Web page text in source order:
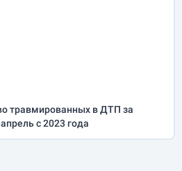
травмированных в ДТП за
с 2023 года